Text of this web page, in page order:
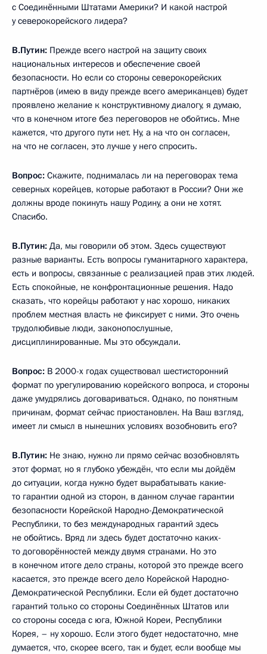
с Соединёнными Штатами Америки? И какой настрой
у северокорейского лидера?
В.Путин: Прежде всего настрой на защиту своих
национальных интересов и обеспечение своей
безопасности. Но если со стороны северокорейских
партнёров (имею в виду прежде всего американцев) будет
проявлено желание к конструктивному диалогу, я думаю,
что в конечном итоге без переговоров не обойтись. Мне
кажется, что другого пути нет. Ну, а на что он согласен,
на что не согласен, это лучше у него спросить.
Вопрос: Скажите, поднималась ли на переговорах тема
северных корейцев, которые работают в России? Они же
должны вроде покинуть нашу Родину, а они не хотят.
Спасибо.
В.Путин: Да, мы говорили об этом. Здесь существуют
разные варианты. Есть вопросы гуманитарного характера,
есть и вопросы, связанные с реализацией прав этих людей.
Есть спокойные, не конфронтационные решения. Надо
сказать, что корейцы работают у нас хорошо, никаких
проблем местная власть не фиксирует с ними. Это очень
трудолюбивые люди, законопослушные,
дисциплинированные. Мы это обсуждали.
Вопрос: В 2000-х годах существовал шестисторонний
формат по урегулированию корейского вопроса, и стороны
даже умудрялись договариваться. Однако, по понятным
причинам, формат сейчас приостановлен. На Ваш взгляд,
имеет ли смысл в нынешних условиях возобновить его?
В.Путин: Не знаю, нужно ли прямо сейчас возобновлять
этот формат, но я глубоко убеждён, что если мы дойдём
до ситуации, когда нужно будет вырабатывать какие-
то гарантии одной из сторон, в данном случае гарантии
безопасности Корейской Народно-Демократической
Республики, то без международных гарантий здесь
не обойтись. Вряд ли здесь будет достаточно каких-
то договорённостей между двумя странами. Но это
в конечном итоге дело страны, которой это прежде всего
касается, это прежде всего дело Корейской Народно-
Демократической Республики. Если ей будет достаточно
гарантий только со стороны Соединённых Штатов или
со стороны соседа с юга, Южной Кореи, Республики
Корея, – ну хорошо. Если этого будет недостаточно, мне
думается, что, скорее всего, так и будет, если вообще мы